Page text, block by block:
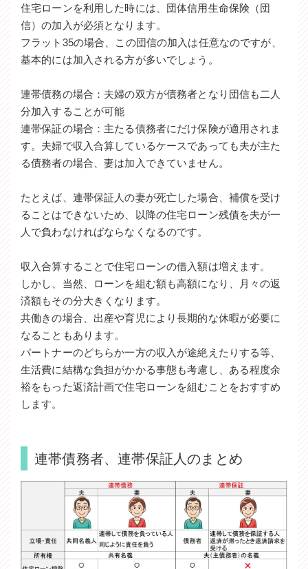
住宅ローンを利用した時には、団体信用生命保険（団
信）の加入が必須となります。
フラット35の場合、この団信の加入は任意なのですが、
基本的には加入される方が多いでしょう。
連帯債務の場合：夫婦の双方が債務者となり団信も二人
分加入することが可能
連帯保証の場合：主たる債務者にだけ保険が適用されま
す。夫婦で収入合算しているケースであっても夫が主た
る債務者の場合、妻は加入できていません。
たとえば、連帯保証人の妻が死亡した場合、補償を受け
ることはできないため、以降の住宅ローン残債を夫が一
人で負わなければならなくなるのです。
収入合算することで住宅ローンの借入額は増えます。
しかし、当然、ローンを組む額も高額になり、月々の返
済額もその分大きくなります。
共働きの場合、出産や育児により長期的な休暇が必要に
なることもあります。
パートナーのどちらか一方の収入が途絶えたりする等、
生活費に結構な負担がかかる事態も考慮し、ある程度余
裕をもった返済計画で住宅ローンを組むことをおすすめ
します。
連帯債務者、連帯保証人のまとめ